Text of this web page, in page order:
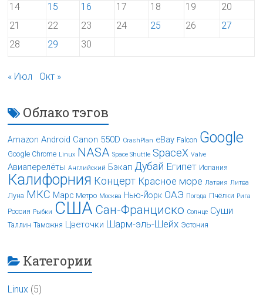
14
15 16 17 18 19
20
21
22 23 24 25 26
27
28
29 30
« Июл Окт »
Облако тэгов
Amazon Android Canon 550D CrashPlan eBay Falcon Google
Google Chrome Linux NASA Space Shuttle SpaceX Valve
Авиаперелёты Английский Бэкап Дубай Египет Испания
Калифорния Концерт Красное море Латвия Литва
Луна МКС Марс Метро Москва Нью-Йорк ОАЭ Погода Пчёлки Рига
Россия Рыбки США Сан-Франциско Солнце Суши
Таллин Таможня Цветочки Шарм-эль-Шейх Эстония
Категории
Linux (5)